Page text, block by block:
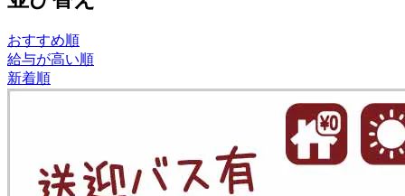
おすすめ順
給与が高い順
新着順